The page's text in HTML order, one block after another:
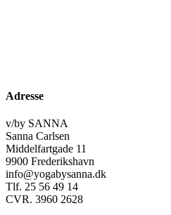
Adresse
v/by SANNA
Sanna Carlsen
Middelfartgade 11
9900 Frederikshavn
info@yogabysanna.dk
Tlf. 25 56 49 14
CVR. 3960 2628